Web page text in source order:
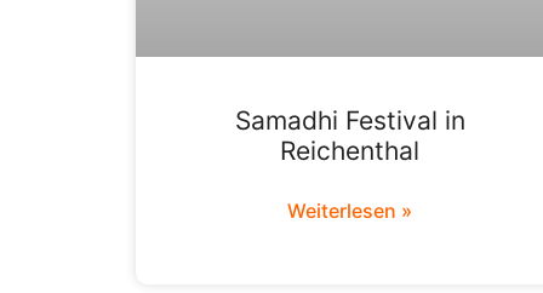
Samadhi Festival in
Reichenthal
Weiterlesen »